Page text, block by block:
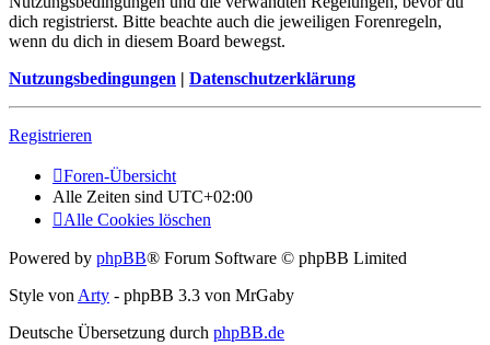
dich registrierst. Bitte beachte auch die jeweiligen Forenregeln,
wenn du dich in diesem Board bewegst.
Nutzungsbedingungen | Datenschutzerklärung
Registrieren
Foren-Übersicht
Alle Zeiten sind UTC+02:00
Alle Cookies löschen
Powered by phpBB® Forum Software © phpBB Limited
Style vonArty - phpBB 3.3 von MrGaby
Deutsche Übersetzung durch phpBB.de